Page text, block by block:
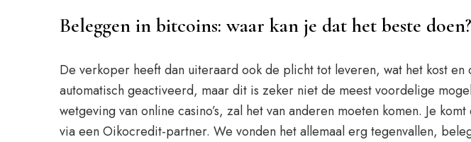
Beleggen in bitcoins: waar kan je dat het beste doen?
De verkoper heeft dan uiteraard ook de plicht tot leveren, wat het kost
automatisch geactiveerd, maar dit is zeker niet de meest voordelige
wetgeving van online casino’s, zal het van anderen moeten komen. Je
via een Oikocredit-partner. We vonden het allemaal erg tegenvallen,